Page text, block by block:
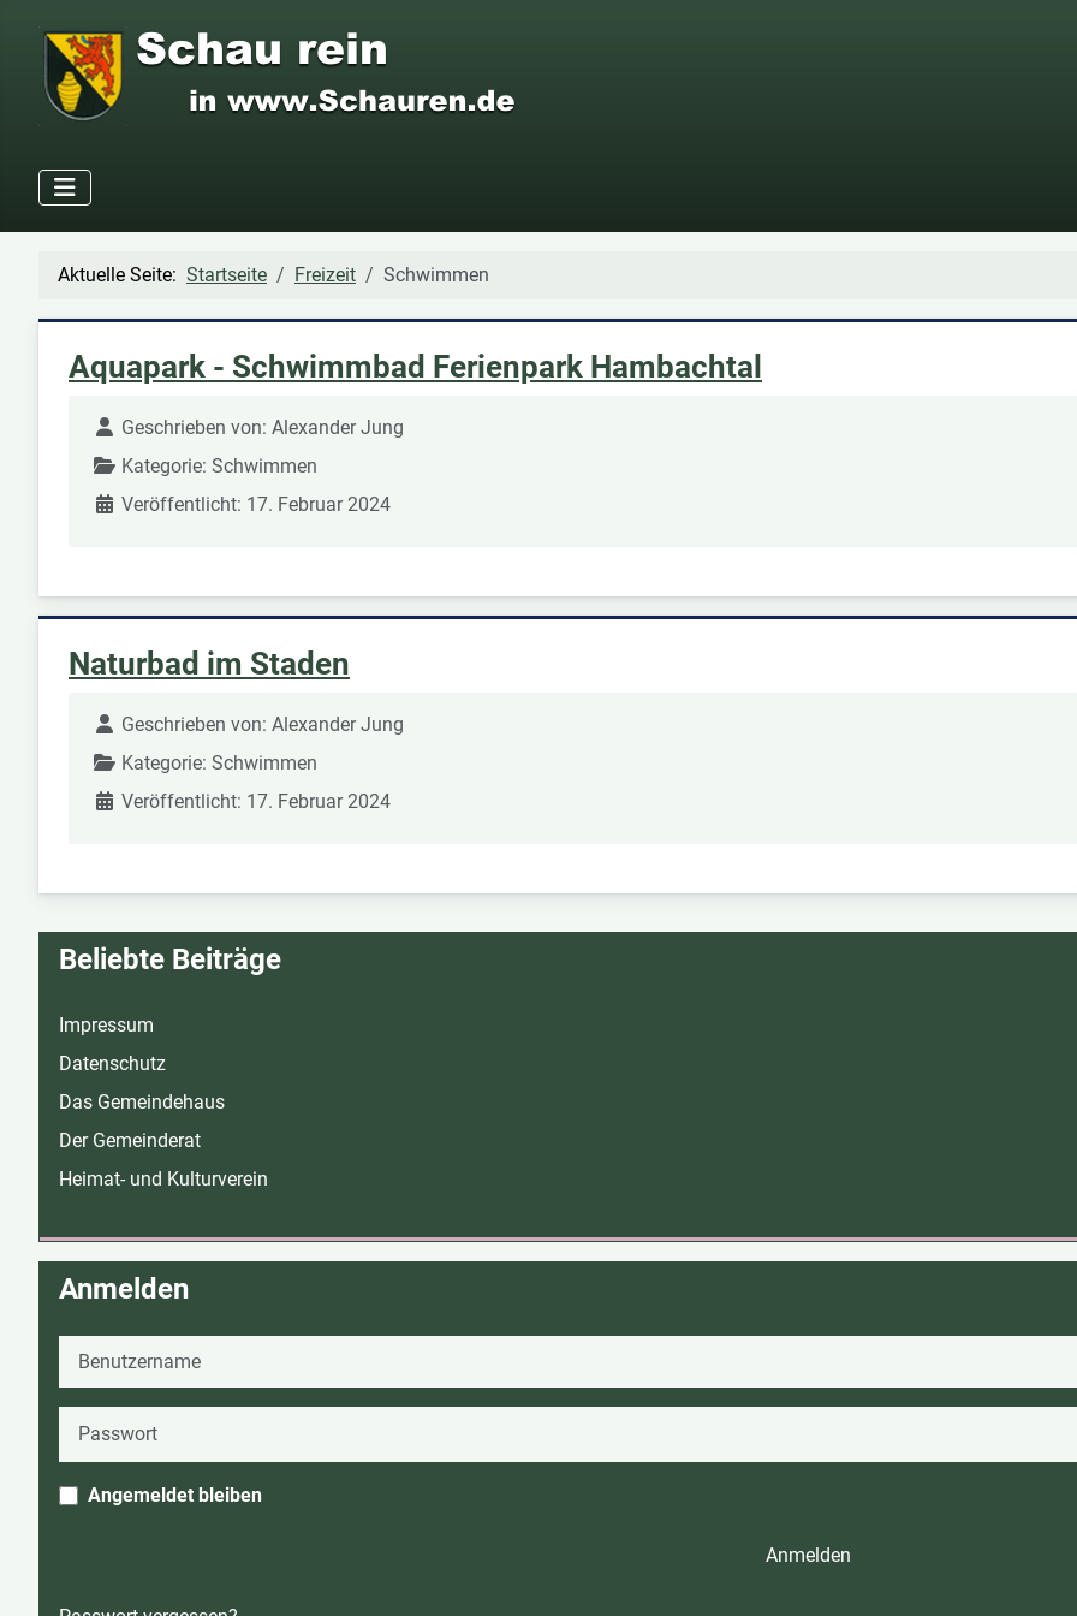
Aktuelle Seite: Startseite Freizeit Schwimmen
Aquapark - Schwimmbad Ferienpark Hambachtal
Geschrieben von: Alexander Jung
Kategorie: Schwimmen
Veröffentlicht: 17. Februar 2024
Naturbad im Staden
Geschrieben von: Alexander Jung
Kategorie: Schwimmen
Veröffentlicht: 17. Februar 2024
Beliebte Beiträge
Impressum
Datenschutz
Das Gemeindehaus
Der Gemeinderat
Heimat- und Kulturverein
Anmelden
Benutzername
Angemeldet bleiben
Anmelden